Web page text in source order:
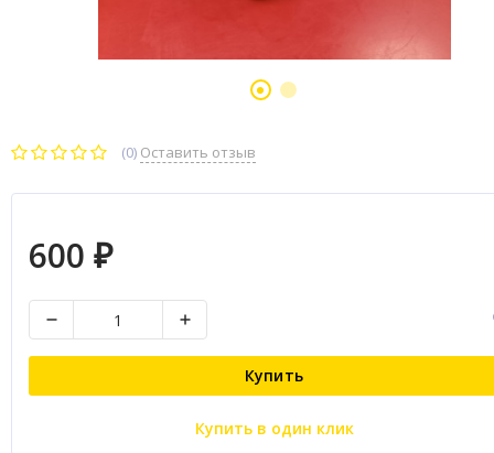
(0) Оставить отзыв
600 ₽
Купить
Купить в один клик